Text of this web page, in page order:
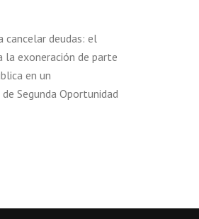
cancelar deudas: el
la exoneración de parte
en un
Segunda Oportunidad